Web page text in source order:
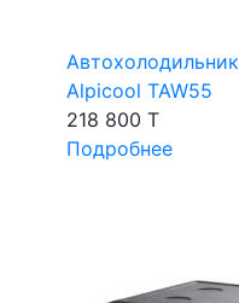
Автохолодильник
Alpicool TAW55
218 800 T
Подробнее